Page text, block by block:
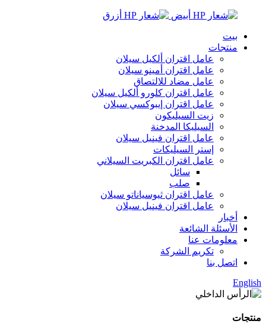
بيت
منتجات
عامل اقتران ألكيل سيلان
عامل اقتران أمينو سيلان
عامل مضاد للالتصاق
عامل اقتران كلورو ألكيل سيلان
عامل اقتران إيبوكسي سيلان
زيت السيليكون
السيليكا المدخنة
عامل اقتران فينيل سيلان
إستر السيليكات
عامل اقتران الكبريت السيلاني
سائل
صلب
عامل اقتران ثيوسياناتو سيلان
عامل اقتران فينيل سيلان
أخبار
الأسئلة الشائعة
معلومات عنا
تكريم الشركة
اتصل بنا
English
منتجات